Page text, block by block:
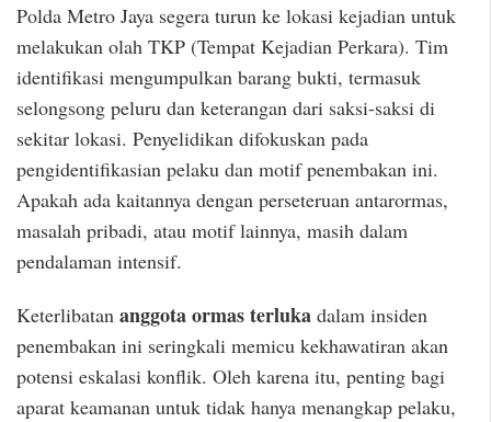
Polda Metro Jaya segera turun ke lokasi kejadian untuk
melakukan olah TKP (Tempat Kejadian Perkara). Tim
identifikasi mengumpulkan barang bukti, termasuk
selongsong peluru dan keterangan dari saksi-saksi di
sekitar lokasi. Penyelidikan difokuskan pada
pengidentifikasian pelaku dan motif penembakan ini.
Apakah ada kaitannya dengan perseteruan antarormas,
masalah pribadi, atau motif lainnya, masih dalam
pendalaman intensif.
Keterlibatan anggota ormas terluka dalam insiden
penembakan ini seringkali memicu kekhawatiran akan
potensi eskalasi konflik. Oleh karena itu, penting bagi
aparat keamanan untuk tidak hanya menangkap pelaku,